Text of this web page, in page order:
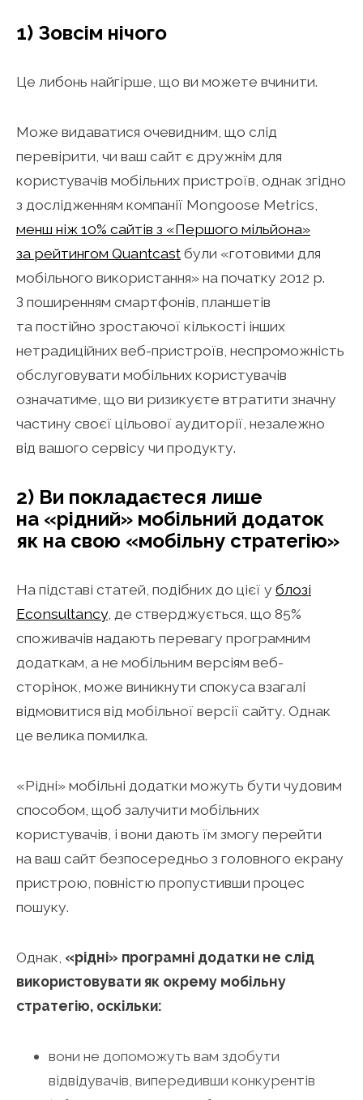
1) Зовсім нічого
Це либонь найгірше, що ви можете вчинити.
Може видаватися очевидним, що слід
перевірити, чи ваш сайт є дружнім для
користувачів мобільних пристроїв, однак згідно
з дослідженням компанії Mongoose Metrics,
менш ніж 10% сайтів з «Першого мільйона»
за рейтингом Quantcastбули «готовими для
мобільного використання» на початку 2012 р.
З поширенням смартфонів, планшетів
та постійно зростаючої кількості інших
нетрадиційних веб-пристроїв, неспроможність
обслуговувати мобільних користувачів
означатиме, що ви ризикуєте втратити значну
частину своєї цільової аудиторії, незалежно
від вашого сервісу чи продукту.
2) Ви покладаєтеся лише
на «рідний» мобільний додаток
як на свою «мобільну стратегію»
На підставі статей, подібних до цієї у блозі
Econsultancy, де стверджується, що 85%
споживачів надають перевагу програмним
додаткам, а не мобільним версіям веб-
сторінок, може виникнути спокуса взагалі
відмовитися від мобільної версії сайту. Однак
це велика помилка.
«Рідні» мобільні додатки можуть бути чудовим
способом, щоб залучити мобільних
користувачів, і вони дають їм змогу перейти
на ваш сайт безпосередньо з головного екрану
пристрою, повністю пропустивши процес
пошуку.
Однак, «рідні» програмні додатки не слід
використовувати як окрему мобільну
стратегію, оскільки:
вони не допоможуть вам здобути
відвідувачів, випередивши конкурентів